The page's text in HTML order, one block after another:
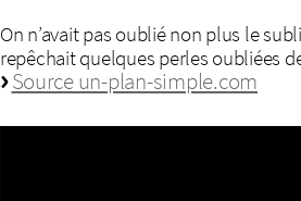
On n’avait pas oublié non plus le
repêchait quelques perles oubliées
Source un-plan-simple.com